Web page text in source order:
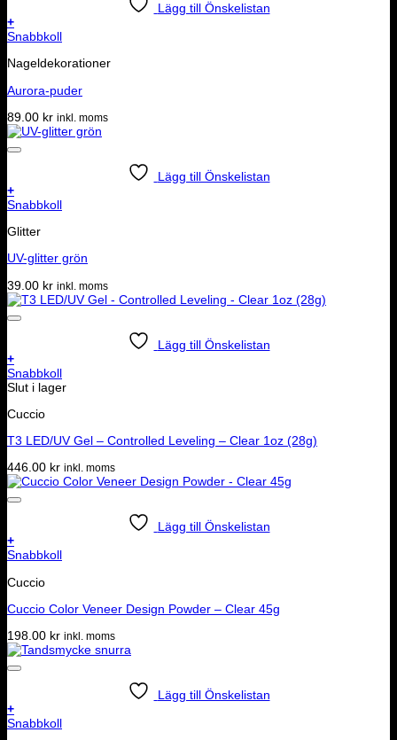
Lägg till Önskelistan
+
Snabbkoll
Nageldekorationer
Aurora-puder
89.00 kr inkl. moms
Lägg till Önskelistan
+
Snabbkoll
Glitter
UV-glitter grön
39.00 kr inkl. moms
Lägg till Önskelistan
+
Snabbkoll
Slut i lager
Cuccio
T3 LED/UV Gel – Controlled Leveling – Clear 1oz (28g)
446.00 kr inkl. moms
Lägg till Önskelistan
+
Snabbkoll
Cuccio
Cuccio Color Veneer Design Powder – Clear 45g
198.00 kr inkl. moms
Lägg till Önskelistan
+
Snabbkoll